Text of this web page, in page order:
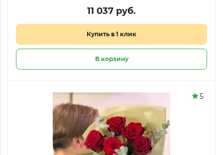
11 037 руб.
Купить в 1 клик
В корзину
5